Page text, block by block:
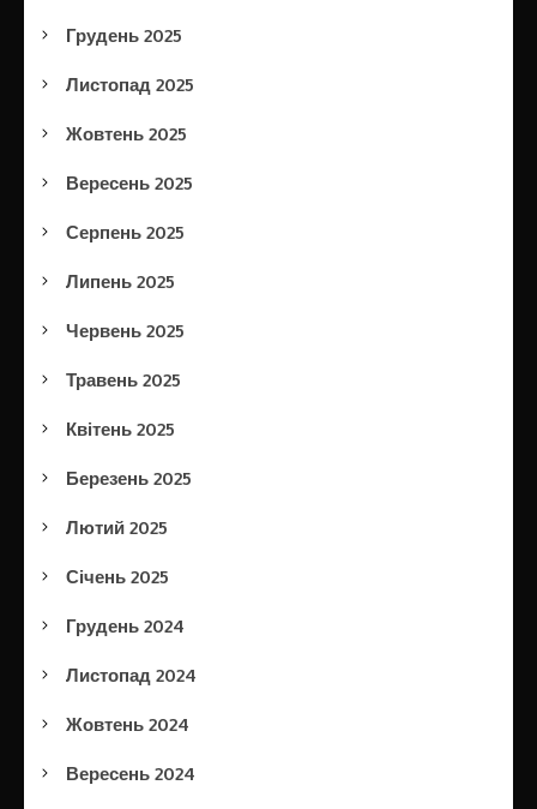
Грудень 2025
Листопад 2025
Жовтень 2025
Вересень 2025
Серпень 2025
Липень 2025
Червень 2025
Травень 2025
Квітень 2025
Березень 2025
Лютий 2025
Січень 2025
Грудень 2024
Листопад 2024
Жовтень 2024
Вересень 2024